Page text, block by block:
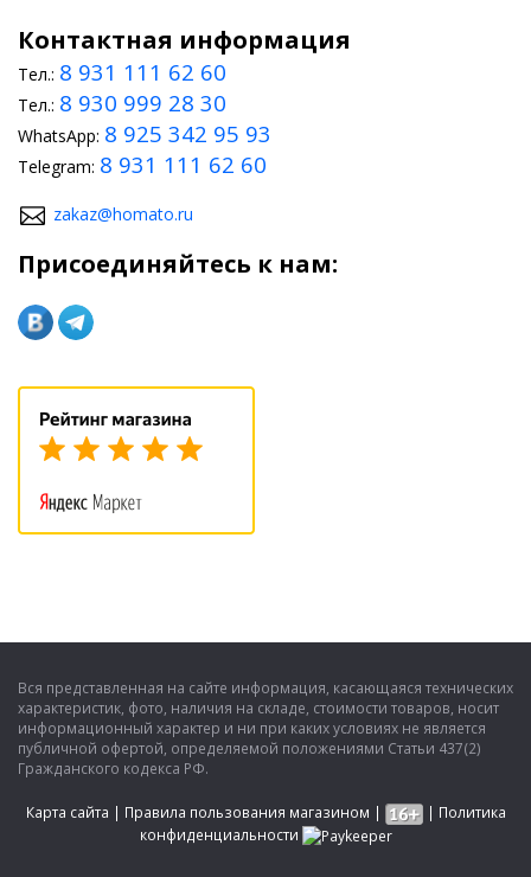
Контактная информация
Тел.: 8 931 111 62 60
Тел.: 8 930 999 28 30
WhatsApp: 8 925 342 95 93
Telegram: 8 931 111 62 60
zakaz@homato.ru
Присоединяйтесь к нам:
Вся представленная на сайте информация, касающаяся технических
характеристик, фото, наличия на складе, стоимости товаров, носит
информационный характер и ни при каких условиях не является
публичной офертой, определяемой положениями Статьи 437(2)
Гражданского кодекса РФ.
Карта сайта | Правила пользования магазином | | Политика
конфиденциальности